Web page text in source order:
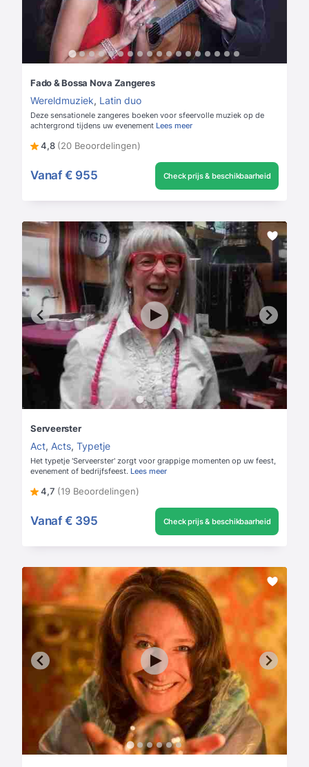
Fado & Bossa Nova Zangeres
Wereldmuziek, Latin duo
Deze sensationele zangeres boeken voor sfeervolle muziek op de
achtergrond tijdens uw evenement Lees meer
4,8 (20 Beoordelingen)
Vanaf € 955 Check prijs & beschikbaarheid
Serveerster
Act, Acts, Typetje
Het typetje 'Serveerster' zorgt voor grappige momenten op uw feest,
evenement of bedrijfsfeest. Lees meer
4,7 (19 Beoordelingen)
Vanaf € 395 Check prijs & beschikbaarheid